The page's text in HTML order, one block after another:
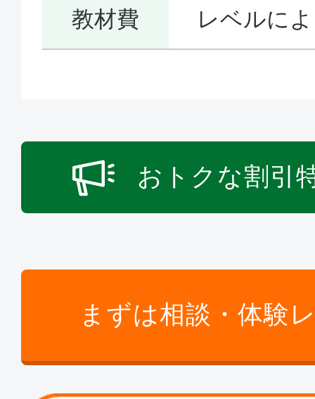
教材費 レベルに
おトクな割引
まずは相談・体験